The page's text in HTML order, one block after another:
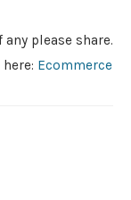
please share.
Ecommerce